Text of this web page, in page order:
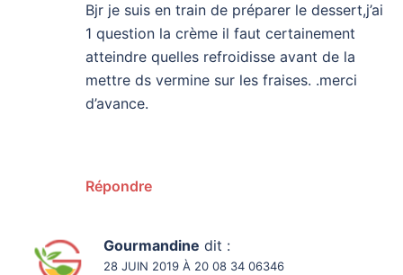
Bjr je suis en train de préparer le dessert,j’ai
1 question la crème il faut certainement
atteindre quelles refroidisse avant de la
mettre ds vermine sur les fraises. .merci
d’avance.
Répondre
Gourmandine dit :
28 JUIN 2019 À 20 08 34 06346